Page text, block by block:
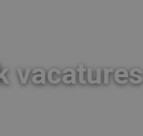
vacatures